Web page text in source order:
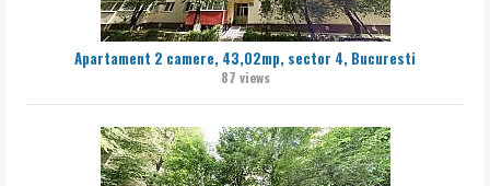
Apartament 2 camere, 43,02mp, sector 4, Bucuresti
87 views